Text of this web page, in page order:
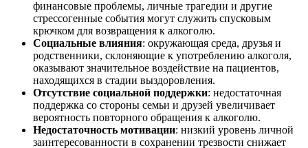
финансовые проблемы, личные трагедии и другие
стрессогенные события могут служить спусковым
крючком для возвращения к алкоголю.
Социальные влияния: окружающая среда, друзья и
родственники, склоняющие к употреблению алкоголя,
оказывают значительное воздействие на пациентов,
находящихся в стадии выздоровления.
Отсутствие социальной поддержки: недостаточная
поддержка со стороны семьи и друзей увеличивает
вероятность повторного обращения к алкоголю.
Недостаточность мотивации: низкий уровень личной
заинтересованности в сохранении трезвости снижает